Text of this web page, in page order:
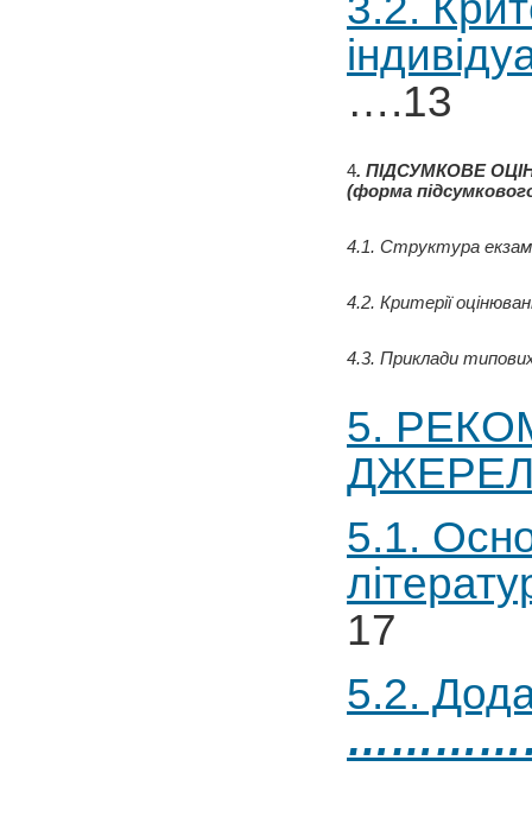
….13
4. ПІДСУМКОВЕ
(форма
4.1. Структура
4.2. Критерії
4.3. Приклади
5.
5.1.
17
5.2.